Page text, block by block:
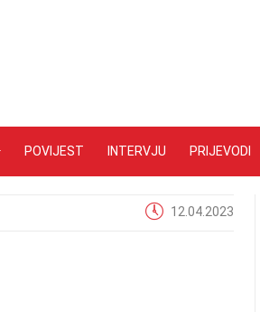
POVIJEST INTERVJU PRIJEVODI
12.04.2023